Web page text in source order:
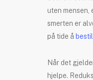
uten mensen,
smerten er
på tide å
Når det
hjelpe.